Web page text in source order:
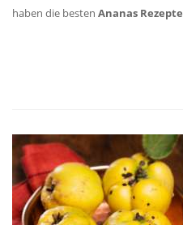
haben die besten Ananas Rezepte